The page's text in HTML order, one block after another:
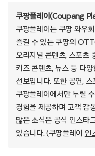
쿠팡플레이(Coupang
쿠팡플레이는 쿠팡 와우
즐길 수 있는 쿠팡의
오리지널 콘텐츠, 스포츠
키즈 콘텐츠, 뉴스 등 다
선보입니다. 또한 공연,
쿠팡플레이에서만 누릴
경험을 제공하며 고객 감
많은 소식은 공식 인스타
있습니다. (쿠팡플레이 인